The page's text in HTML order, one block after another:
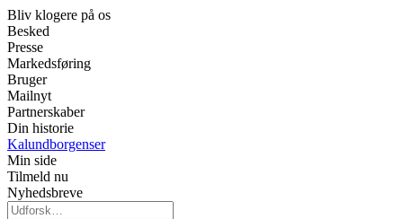
Bliv klogere på os
Besked
Presse
Markedsføring
Bruger
Mailnyt
Partnerskaber
Din historie
Kalundborgenser
Min side
Tilmeld nu
Nyhedsbreve